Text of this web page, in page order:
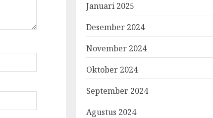
Januari 2025
Desember 2024
November 2024
Oktober 2024
September 2024
Agustus 2024